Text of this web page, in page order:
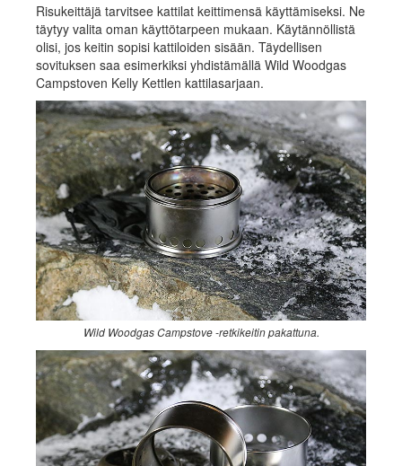
Risukeittäjä tarvitsee kattilat keittimensä käyttämiseksi. Ne
täytyy valita oman käyttötarpeen mukaan. Käytännöllistä
olisi, jos keitin sopisi kattiloiden sisään. Täydellisen
sovituksen saa esimerkiksi yhdistämällä Wild Woodgas
Campstoven Kelly Kettlen kattilasarjaan.
Wild Woodgas Campstove -retkikeitin pakattuna.